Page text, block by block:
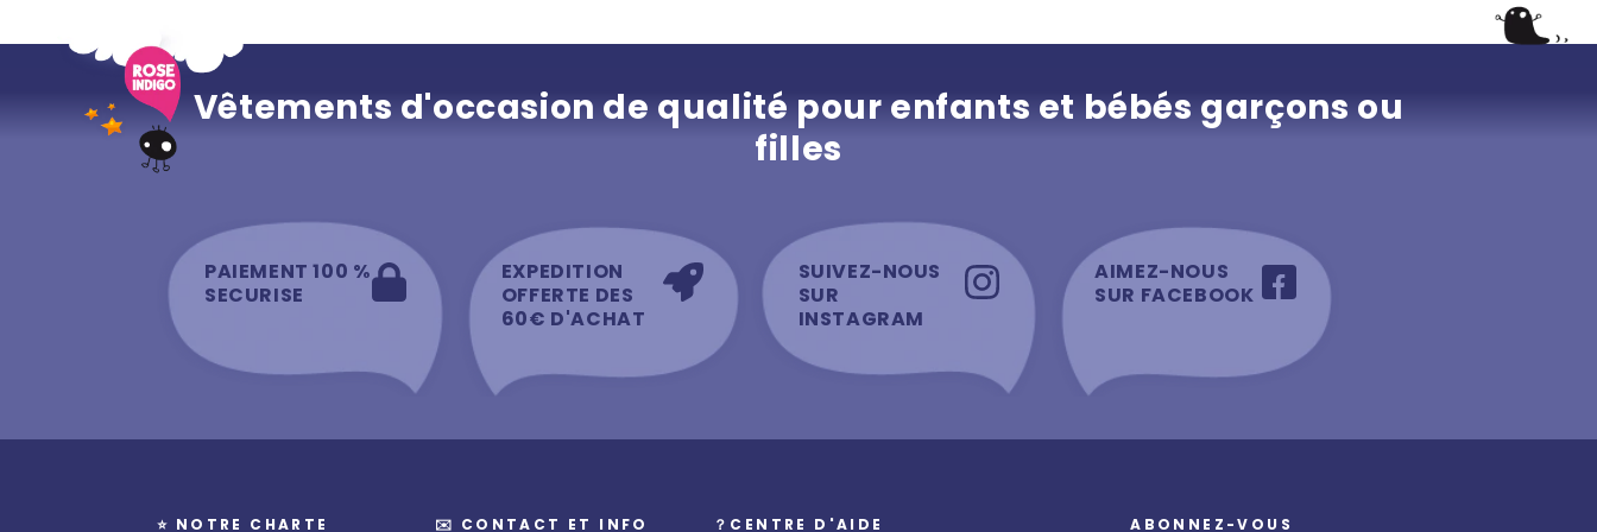
Vêtements d'occasion de qualité pour enfants et bébés garçons ou
filles
PAIEMENT 100 %
SECURISE
EXPEDITION
OFFERTE DES
60€ D'ACHAT
SUIVEZ-NOUS
SUR
INSTAGRAM
AIMEZ-NOUS
SUR FACEBOOK
⭐️ NOTRE CHARTE ✉️ CONTACT ET INFO ？CENTRE D'AIDE ABONNEZ-VOUS